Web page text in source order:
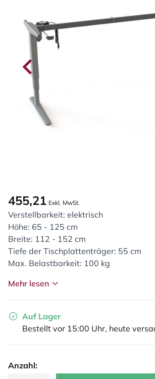
455,21 Exkl. MwSt.
Verstellbarkeit: elektrisch
Höhe: 65 - 125 cm
Breite: 112 - 152 cm
Tiefe der Tischplattenträger: 55 cm
Max. Belastbarkeit: 100 kg
Mehr lesen
Auf Lager
Bestellt vor 15:00 Uhr, heute
Anzahl: